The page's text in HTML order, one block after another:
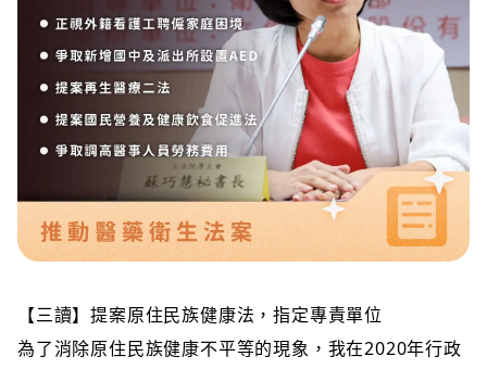
【三讀】提案原住民族健康法，指定專責單位
為了消除原住民族健康不平等的現象，我在2020年行政